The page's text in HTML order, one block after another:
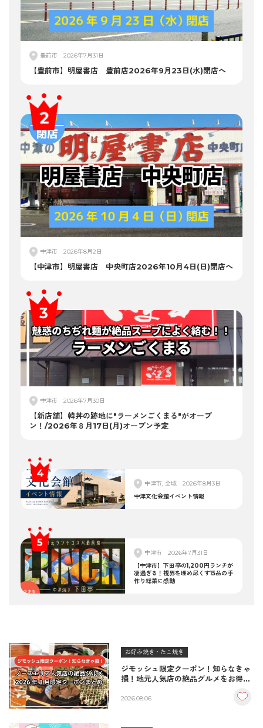
豊前市 2026年7月31日
【豊前市】明屋書店 豊前店2026年9月23日(水)閉店へ
中津市 2026年8月2日
【中津市】明屋書店 中央町店2026年10月4日(日)閉店へ
中津市 2026年7月30日
【新店舗】韓丼の跡地に"ラーメンごくまる"がオープ
ン！/2026年８月17日(月)オープン予定
中津市, 全域
2026年8月3日
中津文化会館イベント情報
中津市
2026年7月31日
【中津市】下田亭の1,200円ランチが
凄過ぎる！視界を埋め尽くす15品の手
作り総菜に感動
お好み焼き・たこ焼き
ジモッシュ限定クーポン！知らなきゃ
損！地元人気店の絶品グルメをお得に
2026.08.06